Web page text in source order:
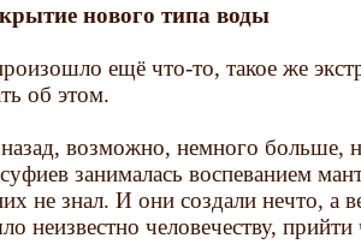
нового типа воды
ещё что-то, такое же
об этом.
назад, возможно, немного больше,
занималась воспеванием
не знал. И они создали нечто, а
неизвестно человечеству, прийти